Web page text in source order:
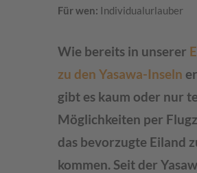
Für wen: Individualurlauber
Wie bereits in unserer
zu den Yasawa-Inseln
gibt es kaum oder nur
Möglichkeiten per
das bevorzugte Eiland
kommen. Seit der